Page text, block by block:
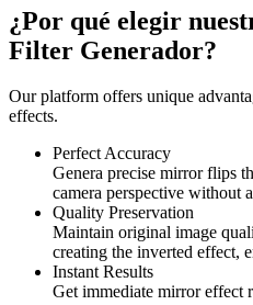
¿Por qué elegir
Filter Generador?
Our platform offers unique
effects.
Perfect Accuracy
Genera precise mirror flips
camera perspective without
Quality Preservation
Maintain original image
creating the inverted effect,
Instant Results
Get immediate mirror effect